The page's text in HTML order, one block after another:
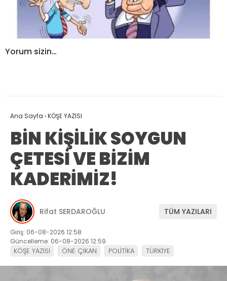
Yorum sizin…
Ana Sayfa ›KÖŞE YAZISI
BİN KİŞİLİK SOYGUN
ÇETESİ VE BİZİM
KADERİMİZ!
Rifat SERDAROĞLU TÜM YAZILARI
Giriş: 06-08-2026 12:58
Güncelleme: 06-08-2026 12:59
KÖŞE YAZISI ÖNE ÇIKAN POLİTİKA TÜRKİYE